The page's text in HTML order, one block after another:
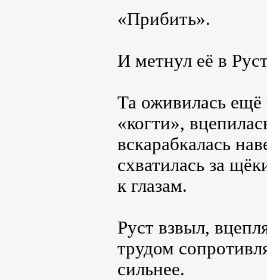
«Прибить».
И метнул её в
Та оживилась ещё
«когти»,
вскарабкалась
схватилась за
к глазам.
Руст взвыл,
трудом
сильнее.